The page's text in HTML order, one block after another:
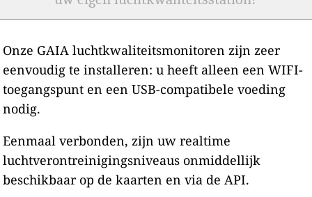
Onze GAIA luchtkwaliteitsmonitoren zijn zeer
eenvoudig te installeren: u heeft alleen een WIFI-
toegangspunt en een USB-compatibele voeding
nodig.
Eenmaal verbonden, zijn uw realtime
luchtverontreinigingsniveaus onmiddellijk
beschikbaar op de kaarten en via de API.